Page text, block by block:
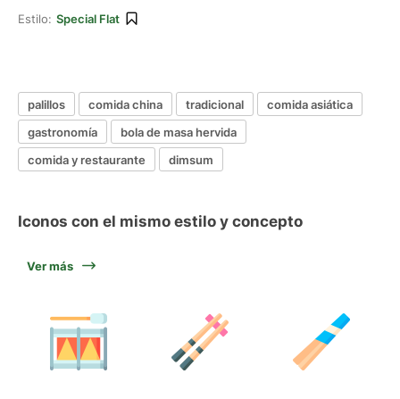
Estilo: Special Flat
palillos comida china tradicional
comida asiática
gastronomía
bola de masa hervida
comida y restaurante
dimsum
Iconos con el mismo estilo y concepto
Ver más